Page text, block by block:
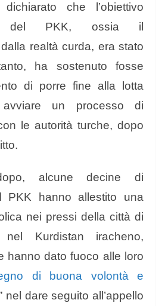
che l’obiettivo
del PKK, ossia il
realtà curda, era stato
ha sostenuto fosse
di porre fine alla lotta
un processo di
le autorità turche, dopo
alcune decine di
PKK hanno allestito una
nei pressi della città di
nel Kurdistan iracheno,
hanno dato fuoco alle loro
di buona volontà e
nel dare seguito all’appello